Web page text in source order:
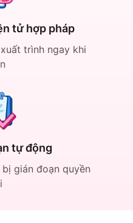
tử hợp pháp
trình ngay khi
tự động
gián đoạn quyền